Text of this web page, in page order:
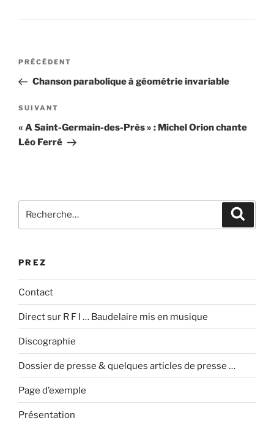
Navigation
l’article
Article
précédent
PRÉCÉDENT
Chanson parabolique à géométrie invariable
Article
suivant
SUIVANT
« A Saint-Germain-des-Près » : Michel Orion chante
Léo Ferré
pour
PREZ
Contact
Direct sur R F I … Baudelaire mis en musique
Discographie
Dossier de presse & quelques articles de presse …
Page d’exemple
Présentation